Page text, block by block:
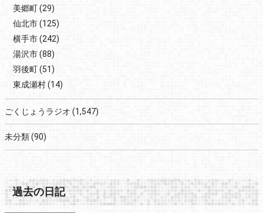
美郷町(29)
仙北市(125)
横手市(242)
湯沢市(88)
羽後町(51)
東成瀬村(14)
ごくじょうラジオ (1,547)
未分類(90)
過去の日記